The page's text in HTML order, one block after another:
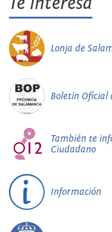
Lonja de
Boletín Oficial
También te
Ciudadano
Información